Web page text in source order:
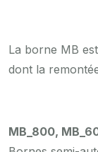
La borne MB
dont la
MB_800,